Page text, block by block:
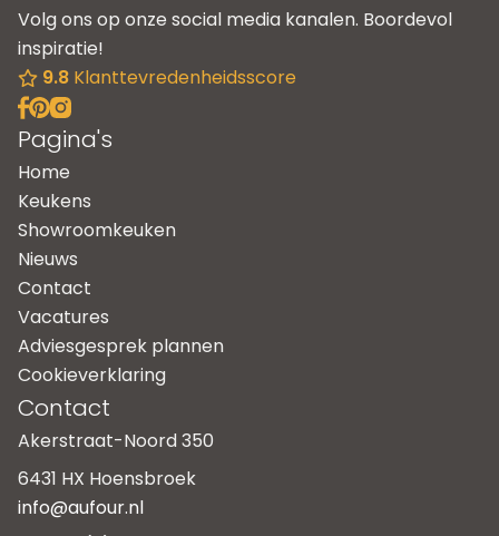
Volg ons op onze social media kanalen. Boordevol
inspiratie!
9.8 Klanttevredenheidsscore
Pagina's
Home
Keukens
Showroomkeuken
Nieuws
Contact
Vacatures
Adviesgesprek plannen
Cookieverklaring
Contact
Akerstraat-Noord 350
6431 HX Hoensbroek
info@aufour.nl